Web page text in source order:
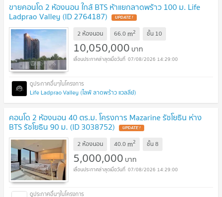
ขายคอนโด 2 ห้องนอน ใกล้ BTS ห้าแยกลาดพร้าว 100 ม. Life
Ladprao Valley (ID 2764187)
2 ห้องนอน 66.0 m2 ชั้น 10
10,050,000 บาท
07/08/2026 14:29:00
Life Ladprao Valley (ไลฟ์ ลาดพร้าว แวลลีย์)
คอนโด 2 ห้องนอน 40 ตร.ม. โครงการ Mazarine รัชโยธิน ห่าง
BTS รัชโยธิน 90 ม. (ID 3038752)
2 ห้องนอน 40.0 m2 ชั้น8
5,000,000 บาท
07/08/2026 14:29:00